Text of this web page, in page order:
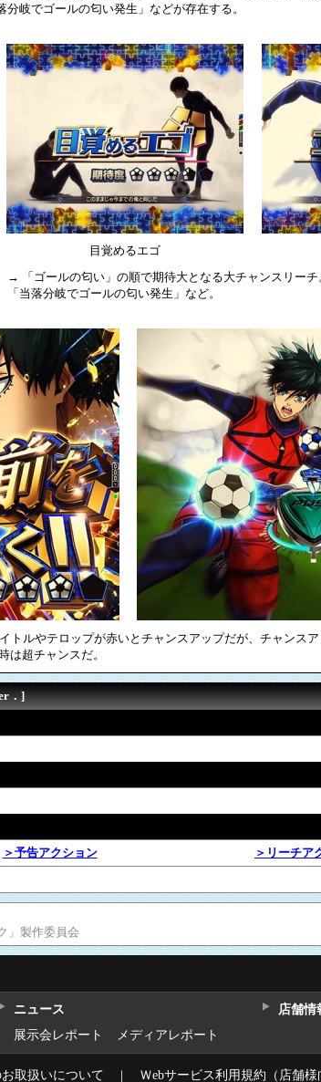
岐でゴールの匂い発生」などが存在する。
目覚めるエゴ
「ゴールの匂い」の順で期待大となる大チャンスリー
当落分岐でゴールの匂い発生」など。
トルやテロップが赤いとチャンスアップだが、チャンス
は超チャンスだ。
．]
＞予告アクション
＞リーチア
」製作委員会
ニュース
展示会レポート
メディアレポート
店舗情
取扱いについて ｜ Ｗebサービス利用規約（店舗様